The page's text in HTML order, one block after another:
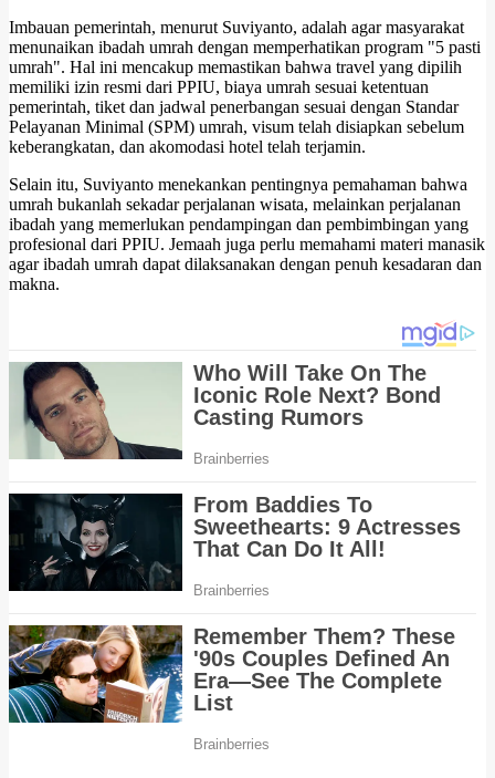
Imbauan pemerintah, menurut Suviyanto, adalah agar masyarakat
menunaikan ibadah umrah dengan memperhatikan program "5 pasti
umrah". Hal ini mencakup memastikan bahwa travel yang dipilih
memiliki izin resmi dari PPIU, biaya umrah sesuai ketentuan
pemerintah, tiket dan jadwal penerbangan sesuai dengan Standar
Pelayanan Minimal (SPM) umrah, visum telah disiapkan sebelum
keberangkatan, dan akomodasi hotel telah terjamin.
Selain itu, Suviyanto menekankan pentingnya pemahaman bahwa
umrah bukanlah sekadar perjalanan wisata, melainkan perjalanan
ibadah yang memerlukan pendampingan dan pembimbingan yang
profesional dari PPIU. Jemaah juga perlu memahami materi manasik
agar ibadah umrah dapat dilaksanakan dengan penuh kesadaran dan
makna.